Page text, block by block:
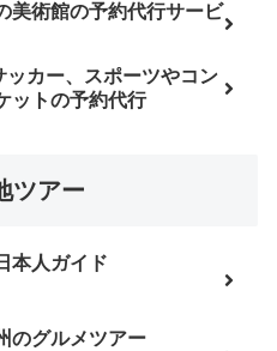
美術館の予約代行サービ
ッカー、スポーツやコン
ットの予約代行
ツアー
本人ガイド
のグルメツアー